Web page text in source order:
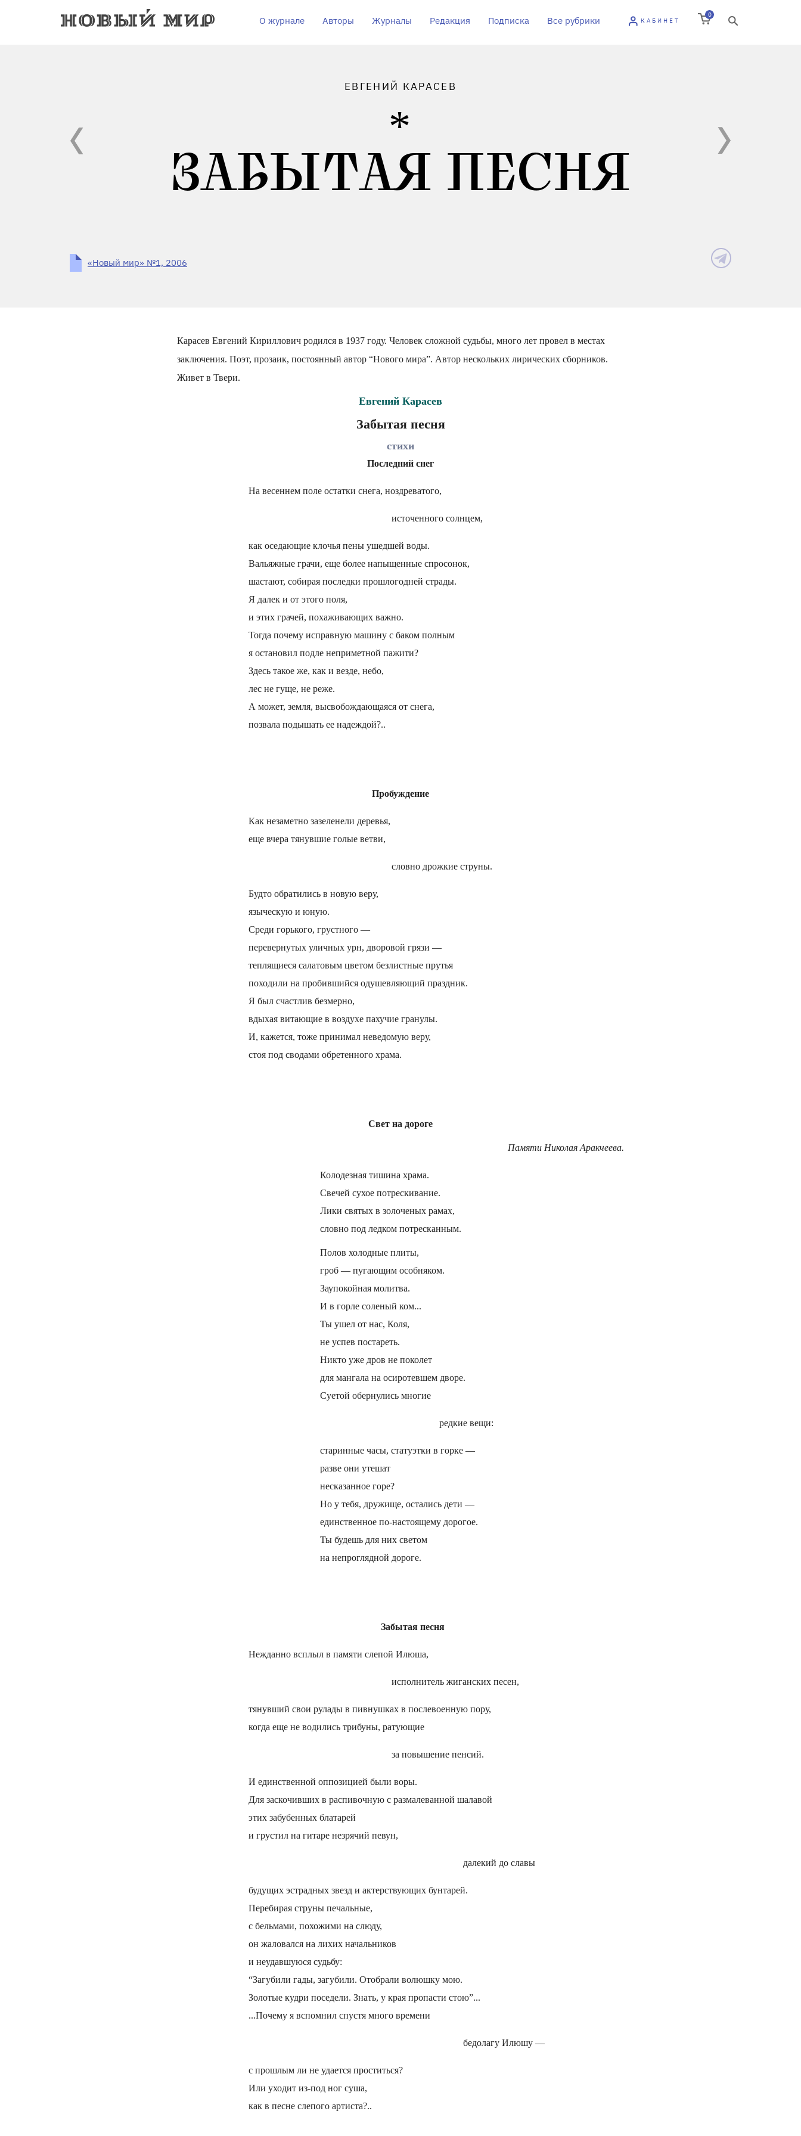
О журнале Авторы Журналы Редакция Подписка Все рубрики КАБИНЕТ
0
ЕВГЕНИЙ КАРАСЕВ
ЗАБЫТАЯ ПЕСНЯ
«Новый мир» №1, 2006
Карасев Евгений Кириллович родился в 1937 году. Человек сложной судьбы, много лет провел в местах
заключения. Поэт, прозаик, постоянный автор “Нового мира”. Автор нескольких лирических сборников.
Живет в Твери.
Евгений Карасев
Забытая песня
стихи
Последний снег
На весеннем поле остатки снега, ноздреватого,
источенного солнцем,
как оседающие клочья пены ушедшей воды.
Вальяжные грачи, еще более напыщенные спросонок,
шастают, собирая последки прошлогодней страды.
Я далек и от этого поля,
и этих грачей, похаживающих важно.
Тогда почему исправную машину с баком полным
я остановил подле неприметной пажити?
Здесь такое же, как и везде, небо,
лес не гуще, не реже.
А может, земля, высвобождающаяся от снега,
позвала подышать ее надеждой?..
Пробуждение
Как незаметно зазеленели деревья,
еще вчера тянувшие голые ветви,
словно дрожкие струны.
Будто обратились в новую веру,
языческую и юную.
Среди горького, грустного —
перевернутых уличных урн, дворовой грязи —
теплящиеся салатовым цветом безлистные прутья
походили на пробившийся одушевляющий праздник.
Я был счастлив безмерно,
вдыхая витающие в воздухе пахучие гранулы.
И, кажется, тоже принимал неведомую веру,
стоя под сводами обретенного храма.
Свет на дороге
Памяти Николая Аракчеева.
Колодезная тишина храма.
Свечей сухое потрескивание.
Лики святых в золоченых рамах,
словно под ледком потресканным.
Полов холодные плиты,
гроб — пугающим особняком.
Заупокойная молитва.
И в горле соленый ком...
Ты ушел от нас, Коля,
не успев постареть.
Никто уже дров не поколет
для мангала на осиротевшем дворе.
Суетой обернулись многие
редкие вещи:
старинные часы, статуэтки в горке —
разве они утешат
несказанное горе?
Но у тебя, дружище, остались дети —
единственное по-настоящему дорогое.
Ты будешь для них светом
на непроглядной дороге.
Забытая песня
Нежданно всплыл в памяти слепой Илюша,
исполнитель жиганских песен,
тянувший свои рулады в пивнушках в послевоенную пору,
когда еще не водились трибуны, ратующие
за повышение пенсий.
И единственной оппозицией были воры.
Для заскочивших в распивочную с размалеванной шалавой
этих забубенных блатарей
и грустил на гитаре незрячий певун,
далекий до славы
будущих эстрадных звезд и актерствующих бунтарей.
Перебирая струны печальные,
с бельмами, похожими на слюду,
он жаловался на лихих начальников
и неудавшуюся судьбу:
“Загубили гады, загубили. Отобрали волюшку мою.
Золотые кудри поседели. Знать, у края пропасти стою”...
...Почему я вспомнил спустя много времени
бедолагу Илюшу —
с прошлым ли не удается проститься?
Или уходит из-под ног суша,
как в песне слепого артиста?..